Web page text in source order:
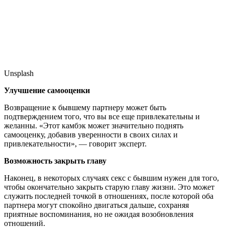
Unsplash
Улучшение самооценки
Возвращение к бывшему партнеру может быть
подтверждением того, что вы все еще привлекательны и
желанны. «Этот камбэк может значительно поднять
самооценку, добавив уверенности в своих силах и
привлекательности», — говорит эксперт.
Возможность закрыть главу
Наконец, в некоторых случаях секс с бывшим нужен для того,
чтобы окончательно закрыть старую главу жизни. Это может
служить последней точкой в отношениях, после которой оба
партнера могут спокойно двигаться дальше, сохраняя
приятные воспоминания, но не ожидая возобновления
отношений.